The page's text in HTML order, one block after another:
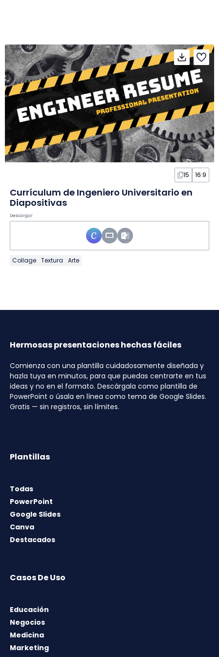
15 16:9
Currículum de Ingeniero Universitario en
Diapositivas
Descargar
Collage Textura Arte
Hermosas presentaciones hechas fáciles
Comienza con una plantilla cuidadosamente diseñada y
hazla tuya en minutos, para que puedas centrarte en tus
ideas y no en el formato. Descárgala como plantilla de
PowerPoint o úsala en línea como tema de Google Slides.
Gratis — sin registros, sin límites.
Plantillas
Todas
PowerPoint
Google Slides
Canva
Destacados
Casos De Uso
Educación
Negocios
Medicina
Marketing